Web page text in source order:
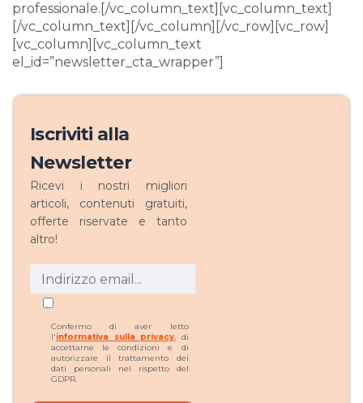
professionale.[/vc_column_text][vc_column_text]
[/vc_column_text][/vc_column][/vc_row][vc_row]
[vc_column][vc_column_text
el_id=”newsletter_cta_wrapper”]
Iscriviti alla
Newsletter
Ricevi i nostri migliori
articoli, contenuti gratuiti,
offerte riservate e tanto
altro!
Confermo di aver letto
l'informativa sulla privacy, di
accettarne le condizioni e di
autorizzare il trattamento dei
dati personali nel rispetto del
GDPR.